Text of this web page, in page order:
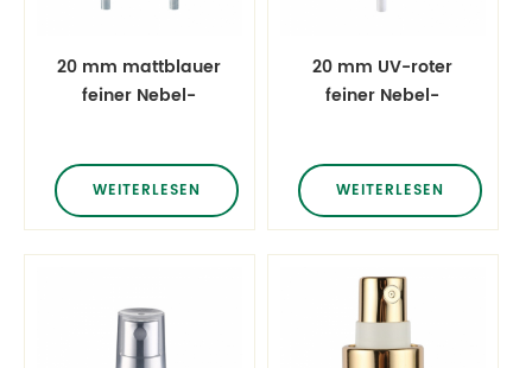
20 mm mattblauer
feiner Nebel-
Zerstäuber,
Parfüm,
Desinfektionsmittel,
WEITERLESEN
20 mm UV-roter
feiner Nebel-
Parfüm-
Desinfektionsmittel
medizinischer
WEITERLESEN